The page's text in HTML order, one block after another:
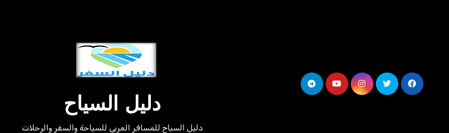
دليل السياح
دليل السياح للمسافر العربي للسياحة والسفر والرحلات